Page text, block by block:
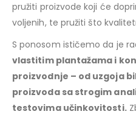
pružiti proizvode koji će
voljenih, te pružiti što
S ponosom ističemo da je
vlastitim plantažama i
proizvodnje – od uzgoja
proizvoda sa strogim
testovima učinkovitosti.